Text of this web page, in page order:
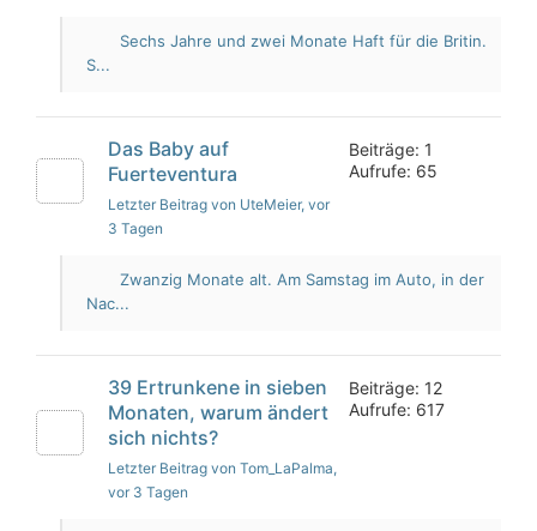
Sechs Jahre und zwei Monate Haft für die Britin.
S...
Das Baby auf
Fuerteventura
Letzter Beitrag von UteMeier, vor
3 Tagen
Beiträge: 1
Aufrufe: 65
Zwanzig Monate alt. Am Samstag im Auto, in der
Nac...
39 Ertrunkene in sieben
Monaten, warum ändert
sich nichts?
Letzter Beitrag von Tom_LaPalma,
vor 3 Tagen
Beiträge: 12
Aufrufe: 617